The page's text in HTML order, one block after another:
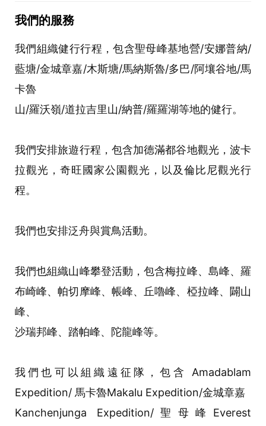
我們的服務
我們組織健行行程，包含聖母峰基地營/安娜普納/
藍塘/金城章嘉/木斯塘/馬納斯魯/多巴/阿壤谷地/馬
卡魯
山/羅沃嶺/道拉吉里山/納普/羅羅湖等地的健行。
我們安排旅遊行程，包含加德滿都谷地觀光，波卡
拉觀光，奇旺國家公園觀光，以及倫比尼觀光行
程。
我們也安排泛舟與賞鳥活動。
我們也組織山峰攀登活動，包含梅拉峰、島峰、羅
布崎峰、帕切摩峰、帳峰、丘嚕峰、椏拉峰、闢山
峰、
沙瑞邦峰、踏帕峰、陀龍峰等。
我們也可以組織遠征隊，包含 Amadablam
Expedition/ 馬卡魯Makalu Expedition/金城章嘉
Kanchenjunga Expedition/聖母峰Everest